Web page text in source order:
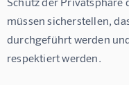
müssen sicherstellen,
durchgeführt werden
respektiert werden.